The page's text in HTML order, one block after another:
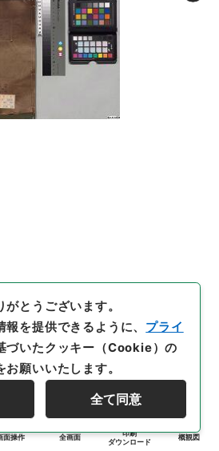
面操作 全画面
印刷
ダウンロード
概観図
とうございます。
を提供できるように、 プライ
づいたクッキー（Cookie）の
願いいたします。
全て同意